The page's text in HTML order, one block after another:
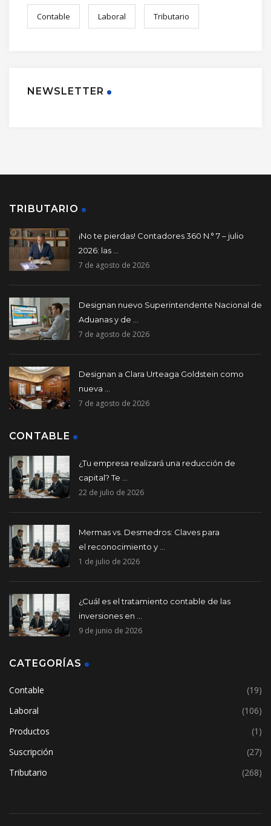
Contable Laboral Tributario
NEWSLETTER
TRIBUTARIO
¡No te pierdas! Contadores 360 N.° 7 – julio
2026: las ...
7 de agosto de 2026
Designan nuevo Superintendente Nacional de
Aduanas y de ...
7 de agosto de 2026
Designan a Clara Urteaga Goldstein como
nueva ...
7 de agosto de 2026
CONTABLE
¿Tu empresa realizará una reducción de
capital? Te ...
22 de julio de 2026
Mermas vs. Desmedros: Claves para
el reconocimiento y ...
1 de julio de 2026
¿Cuál es el tratamiento contable de las
inversiones en ...
9 de junio de 2026
CATEGORÍAS
Contable
(19)
Laboral
(106)
Productos
(1)
Suscripción
(27)
Tributario
(268)